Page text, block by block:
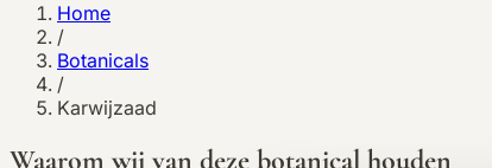
Home
/
Botanicals
/
Karwijzaad
Waarom wij van deze botanical houden